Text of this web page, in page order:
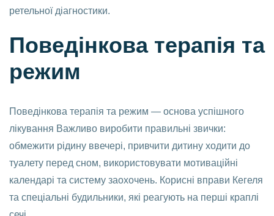
ретельної діагностики.
Поведінкова терапія та
режим
Поведінкова терапія та режим — основа успішного
лікування Важливо виробити правильні звички:
обмежити рідину ввечері, привчити дитину ходити до
туалету перед сном, використовувати мотиваційні
календарі та систему заохочень. Корисні вправи Кегеля
та спеціальні будильники, які реагують на перші краплі